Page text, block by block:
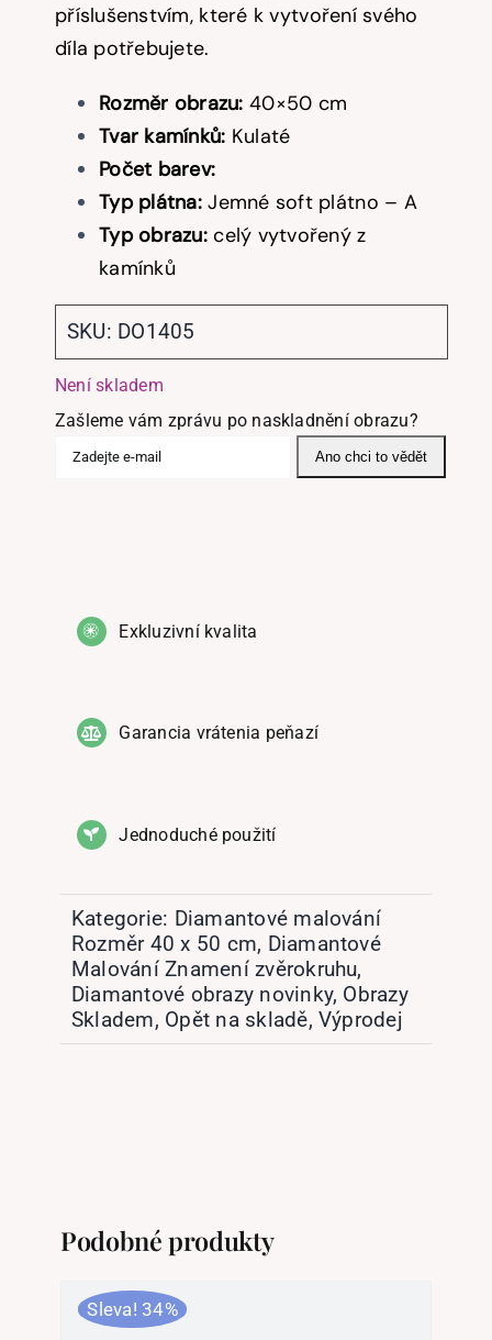
příslušenstvím, které k vytvoření svého
díla potřebujete.
Rozměr obrazu:40×50 cm
Tvar kamínků: Kulaté
Počet barev:
Typ plátna:Jemné soft plátno – A
Typ obrazu:celý vytvořený z
kamínků
SKU: DO1405
Není skladem
Zašleme vám zprávu po naskladnění obrazu?
Ano chci to vědět
Exkluzivní kvalita
Garancia vrátenia peňazí
Jednoduché použití
Kategorie: Diamantové malování
Rozměr 40 x 50 cm, Diamantové
Malování Znamení zvěrokruhu,
Diamantové obrazy novinky, Obrazy
Skladem, Opět na skladě,Výprodej
Podobné produkty
Sleva! 34%